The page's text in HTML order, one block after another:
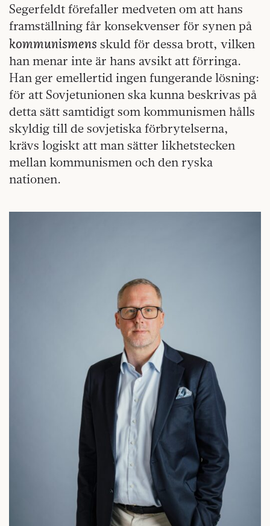
Segerfeldt förefaller medveten om att hans
framställning får konsekvenser för synen på
kommunismens skuld för dessa brott, vilken
han menar inte är hans avsikt att förringa.
Han ger emellertid ingen fungerande lösning:
för att Sovjetunionen ska kunna beskrivas på
detta sätt samtidigt som kommunismen hålls
skyldig till de sovjetiska förbrytelserna,
krävs logiskt att man sätter likhetstecken
mellan kommunismen och den ryska
nationen.